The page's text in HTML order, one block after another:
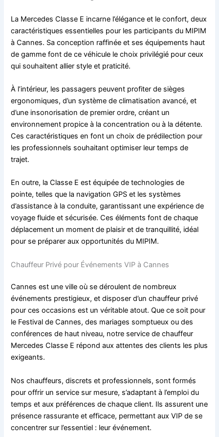
La Mercedes Classe E incarne l’élégance et le confort, deux
caractéristiques essentielles pour les participants du MIPIM
à Cannes. Sa conception raffinée et ses équipements haut
de gamme font de ce véhicule le choix privilégié pour ceux
qui souhaitent allier style et praticité.
À l’intérieur, les passagers peuvent profiter de sièges
ergonomiques, d’un système de climatisation avancé, et
d’une insonorisation de premier ordre, créant un
environnement propice à la concentration ou à la détente.
Ces caractéristiques en font un choix de prédilection pour
les professionnels souhaitant optimiser leur temps de
trajet.
En outre, la Classe E est équipée de technologies de
pointe, telles que la navigation GPS et les systèmes
d’assistance à la conduite, garantissant une expérience de
voyage fluide et sécurisée. Ces éléments font de chaque
déplacement un moment de plaisir et de tranquillité, idéal
pour se préparer aux opportunités du MIPIM.
Chauffeur Privé pour Événements VIP à Cannes
Cannes est une ville où se déroulent de nombreux
événements prestigieux, et disposer d’un chauffeur privé
pour ces occasions est un véritable atout. Que ce soit pour
le Festival de Cannes, des mariages somptueux ou des
conférences de haut niveau, notre service de chauffeur
Mercedes Classe E répond aux attentes des clients les plus
exigeants.
Nos chauffeurs, discrets et professionnels, sont formés
pour offrir un service sur mesure, s’adaptant à l’emploi du
temps et aux préférences de chaque client. Ils assurent une
présence rassurante et efficace, permettant aux VIP de se
concentrer sur l’essentiel : leur événement.